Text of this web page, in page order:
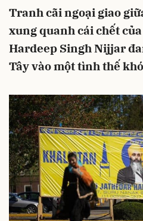
Tranh cãi ngoại giao
xung quanh cái chết
Hardeep Singh Nijjar
Tây vào một tình thế